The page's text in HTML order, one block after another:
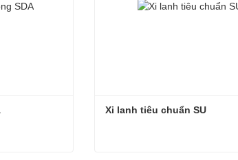
Xi lanh tiêu chuẩn SU